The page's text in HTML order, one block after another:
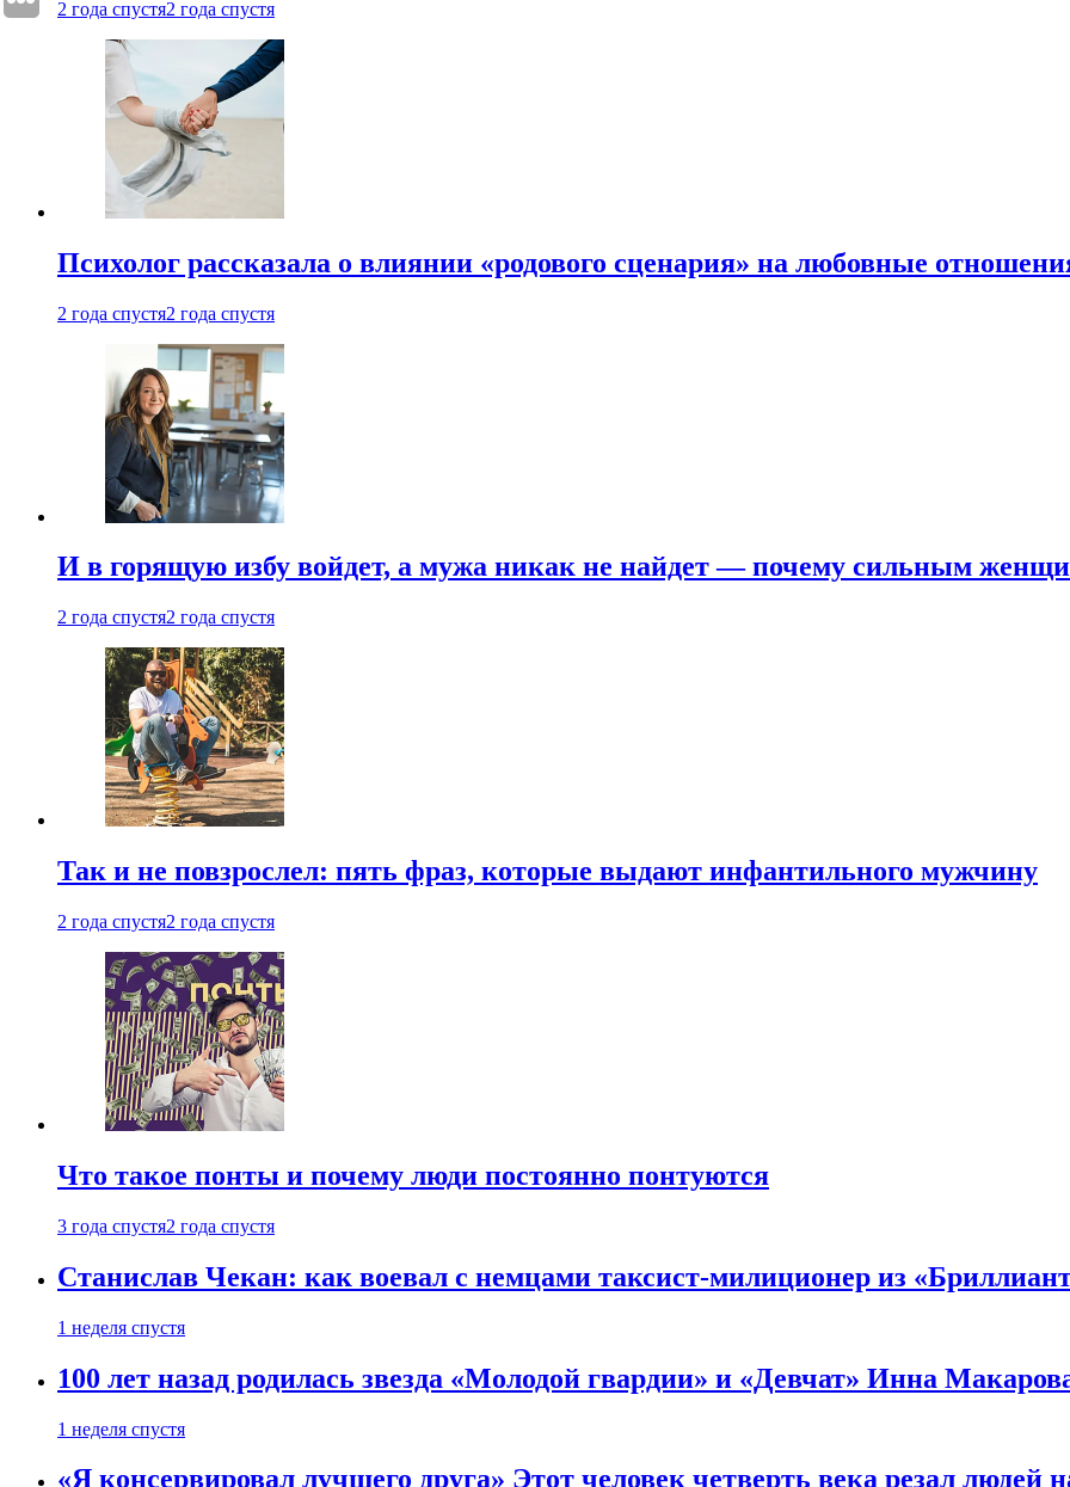
2 года спустя2 года спустя
Психолог рассказала о влиянии «родового сценария» на любовные
2 года спустя2 года спустя
И в горящую избу войдет, а мужа никак не найдет — почему сильным
2 года спустя2 года спустя
Так и не повзрослел: пять фраз, которые выдают инфантильного мужчину
2 года спустя2 года спустя
Что такое понты и почему люди постоянно понтуются
3 года спустя2 года спустя
Станислав Чекан: как воевал с немцами таксист-милиционер из
1 неделя спустя
100 лет назад родилась звезда «Молодой гвардии» и «Девчат» Инна
1 неделя спустя
«Я консервировал лучшего друга» Этот человек четверть века резал людей